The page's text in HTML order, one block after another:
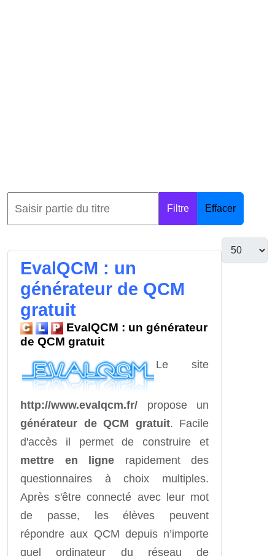
Filtre Effacer
EvalQCM : un
générateur de QCM
gratuit
EvalQCM : un générateur
de QCM gratuit
Le site
http://www.evalqcm.fr/ propose un
générateur de QCM gratuit. Facile
d'accès il permet de construire et
mettre en ligne rapidement des
questionnaires à choix multiples.
Après s'être connecté avec leur mot
de passe, les élèves peuvent
répondre aux QCM depuis n’importe
quel ordinateur du réseau de